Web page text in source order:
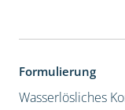
Formulierung
Wasserlösliches